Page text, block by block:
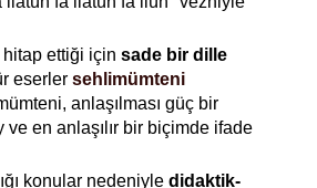
ettiği için sade bir dille
eserler sehlimümteni
anlaşılması güç bir
ve en anlaşılır bir biçimde ifade
konular nedeniyle didaktik-